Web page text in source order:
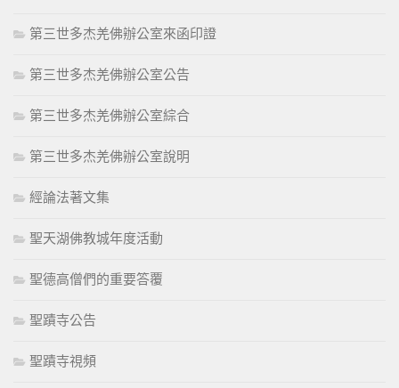
第三世多杰羌佛辦公室來函印證
第三世多杰羌佛辦公室公告
第三世多杰羌佛辦公室綜合
第三世多杰羌佛辦公室說明
經論法著文集
聖天湖佛教城年度活動
聖德高僧們的重要答覆
聖蹟寺公告
聖蹟寺視頻